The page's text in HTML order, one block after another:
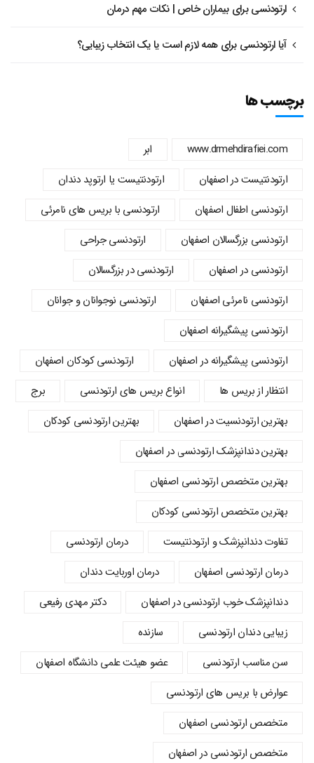
ارتودنسی برای بیماران خاص | نکات مهم درمان
آیا ارتودنسی برای همه لازم است یا یک انتخاب زیبایی؟
برچسب ها
www.drmehdirafiei.com
ابر
ارتودنتیست در اصفهان
ارتودنتیست یا ارتوپد دندان
ارتودنسي اطفال اصفهان
ارتودنسی با بریس های نامرئی
ارتودنسی بزرگسالان اصفهان
ارتودنسی جراحی
ارتودنسی در اصفهان
ارتودنسی در بزرگسالان
ارتودنسی نامرئی اصفهان
ارتودنسی نوجوانان و جوانان
ارتودنسی پیشگیرانه اصفهان
ارتودنسی پیشگیرانه در اصفهان
ارتودنسی کودکان اصفهان
انتظار از بریس ها
انواع بریس های ارتودنسی
برج
بهترین ارتودنسیت در اصفهان
بهترین ارتودنسی کودکان
بهترین دندانپزشک ارتودنسی در اصفهان
بهترین متخصص ارتودنسی اصفهان
بهترین متخصص ارتودنسی کودکان
تفاوت دندانپزشک و ارتودنتیست
درمان ارتودنسی
درمان ارتودنسی اصفهان
درمان اوربایت دندان
دندانپزشک خوب ارتودنسی در اصفهان
دکتر مهدی رفیعی
زیبایی دندان ارتودنسی
سازنده
سن مناسب ارتودنسی
عضو هیئت علمی دانشگاه اصفهان
عوارض با بریس های ارتودنسی
متخصص ارتودنسی اصفهان
متخصص ارتودنسی در اصفهان